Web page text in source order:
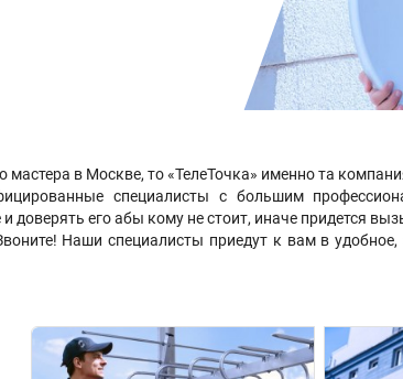
мастера в Москве, то «ТелеТочка» именно та
специалисты с большим
доверять его абы кому не стоит, иначе придется
Наши специалисты приедут к вам в